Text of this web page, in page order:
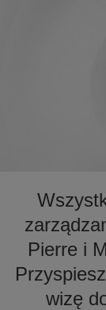
Pierre i
wizę